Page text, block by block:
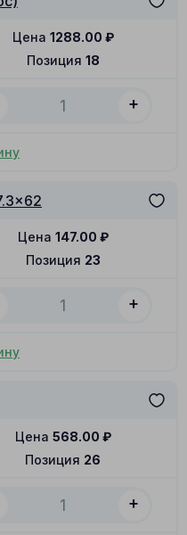
Позиция 18
Цена 1288.00 ₽
+
Позиция 23
Цена 147.00 ₽
+
Позиция 26
Цена 568.00 ₽
+